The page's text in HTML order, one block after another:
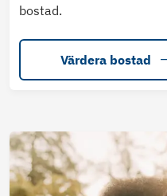
bostad.
Värdera bostad